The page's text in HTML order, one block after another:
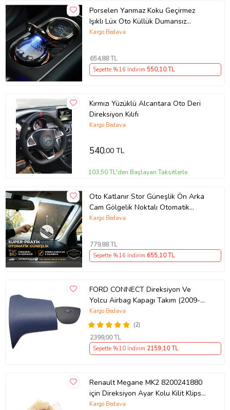
Porselen Yanmaz Koku Geçirmez
Işıklı Lüx Oto Küllük Dumansız
Kapaklı Spor Araç İçi Küllük Gold
Kargo Bedava
654,88 TL
Sepette %16 İndirim 550,10 TL
Kırmızı Yüzüklü Alcantara Oto Deri
Direksiyon Kılıfı
Kargo Bedava
540,00 TL
103,50 TL'den Başlayan Taksitlerle
Oto Katlanır Stor Güneşlik Ön Arka
Cam Gölgelik Noktalı Otomatik
Sürgülü Güneş Koruyucu Araba Suv
Kargo Bedava
779,88 TL
Sepette %16 İndirim 655,10 TL
FORD CONNECT Direksiyon Ve
Yolcu Airbag Kapagı Takım (2009-
2014) İthal Üretim
(2)
Kargo Bedava
2399,00 TL
Sepette %10 İndirim 2159,10 TL
Renault Megane MK2 8200241880
için Direksiyon Ayar Kolu Kilit Klips
Plastiği
Kargo Bedava